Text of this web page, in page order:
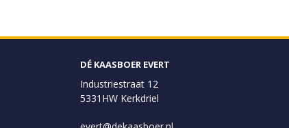
DÉ KAASBOER EVERT
Industriestraat 12
5331HW Kerkdriel